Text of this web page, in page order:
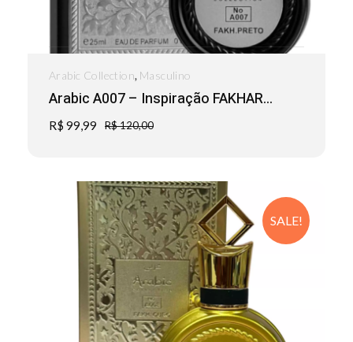
Arabic A007 – Inspiração FAKHAR...
R$ 99,99 R$120,00
Arabic Collection, Masculino
SALE!